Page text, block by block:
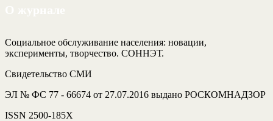
Социальное обслуживание населения: новации,
эксперименты, творчество. СОННЭТ.
Свидетельство СМИ
ЭЛ № ФС 77 - 66674 от 27.07.2016 выдано РОСКОМНАДЗОР
ISSN 2500-185Х